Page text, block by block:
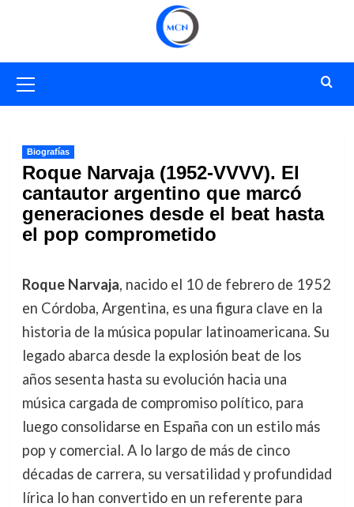
primario
Biografías
Roque Narvaja (1952-VVVV). El
cantautor argentino que marcó
generaciones desde el beat hasta
el pop comprometido
Roque Narvaja, nacido el 10 de febrero de 1952
en Córdoba, Argentina, es una figura clave en la
historia de la música popular latinoamericana. Su
legado abarca desde la explosión beat de los
años sesenta hasta su evolución hacia una
música cargada de compromiso político, para
luego consolidarse en España con un estilo más
pop y comercial. A lo largo de más de cinco
décadas de carrera, su versatilidad y profundidad
lírica lo han convertido en un referente para